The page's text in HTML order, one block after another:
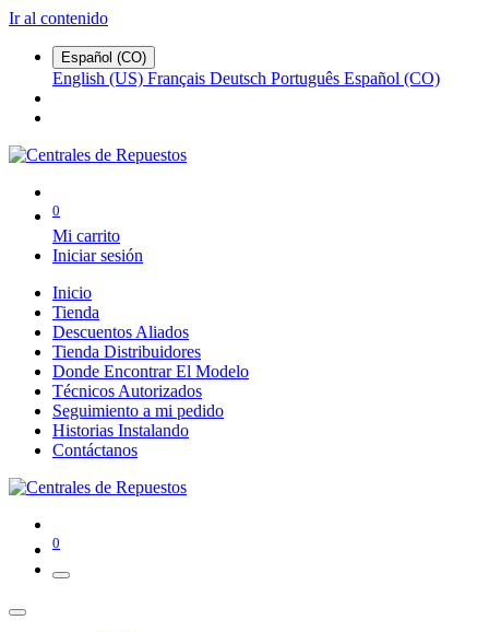
Ir al contenido
Español (CO)
English (US) Français Deutsch Português Español (CO)
0
Mi carrito
Iniciar sesión
Inicio
Tienda
Descuentos Aliados
Tienda Distribuidores
Donde Encontrar El Modelo
Técnicos Autorizados
Seguimiento a mi pedido
Historias Instalando
Contáctanos
0